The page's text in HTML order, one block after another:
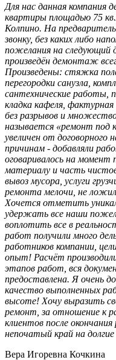
Для нас данная компания
квартиры площадью 75
Колпино. На
звонку, без каких либо
пожелания на следующий
произведён демонтаж
Произведены: стяжка
перегородки санузла,
сантехнические работы,
кладка кафеля,
без разрывов и
называется «ремонт под
увеличен от договорного
причинам - добавляли
оговаривалось на момент
материалу и часть
вывоз мусора, услуги
ремонта мелочи, не
Хочется отметить
удержать все наши
воплотить все в
работ получили много
работников компании,
опыт! Расчёт
этапов работ, вся
предоставлена. Я очень
качество выполненных
высоте! Хочу выразить
ремонт, за отношение к
клиентов после
непочатый край на долгие
Вера Игоревна Кочкина